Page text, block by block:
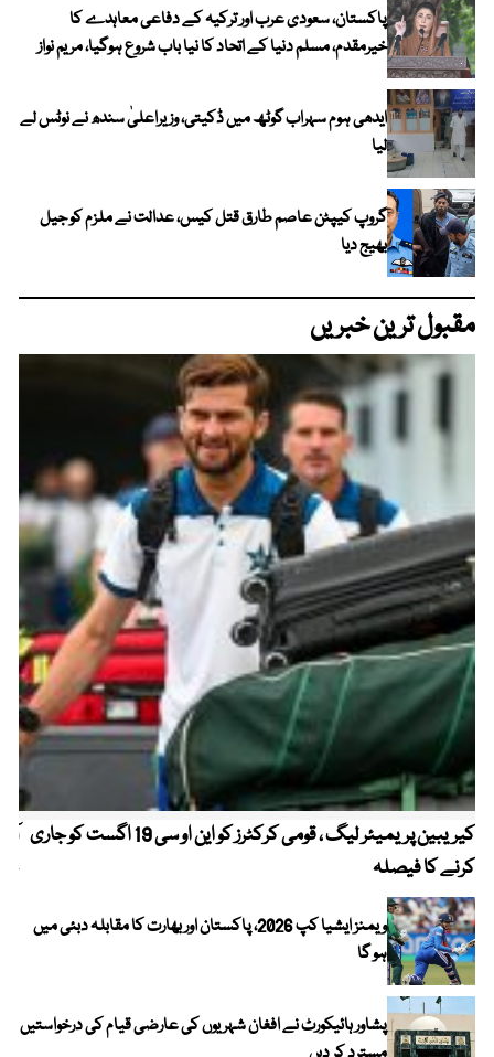
پاکستان، سعودی عرب اور ترکیہ کے دفاعی معاہدے کا
خیرمقدم، مسلم دنیا کے اتحاد کا نیا باب شروع ہوگیا، مریم نواز
ایدھی ہوم سہراب گوٹھ میں ڈکیتی، وزیراعلیٰ سندھ نے نوٹس لے
لیا
گروپ کیپٹن عاصم طارق قتل کیس، عدالت نے ملزم کو جیل
بھیج دیا
مقبول ترین خبریں
کیریبین پریمیئر لیگ ، قومی کرکٹرز کو این او سی 19 اگست کو جاری
کرنے کا فیصلہ
ویمنز ایشیا کپ 2026، پاکستان اور بھارت کا مقابلہ دبئی میں
ہو گا
پشاور ہائیکورٹ نے افغان شہریوں کی عارضی قیام کی درخواستیں